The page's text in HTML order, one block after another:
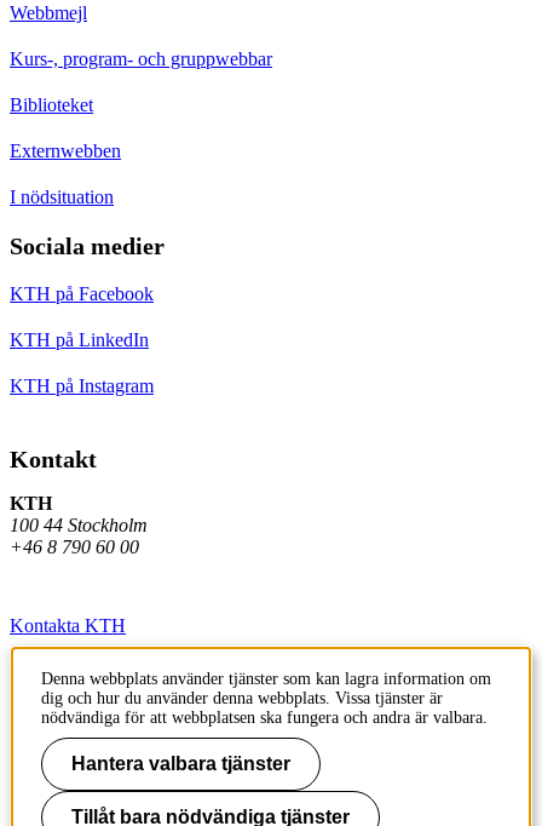
Webbmejl
Kurs-, program- och gruppwebbar
Biblioteket
Externwebben
I nödsituation
Sociala medier
KTH på Facebook
KTH på LinkedIn
KTH på Instagram
Kontakt
KTH
100 44 Stockholm
+46 8 790 60 00
Kontakta KTH
Jobba på KTH
Press och media
Faktura och betalning KTH
Om KTH:s webbplatser
Denna webbplats använder tjänster som kan lagra information om
dig och hur du använder denna webbplats. Vissa tjänster är
nödvändiga för att webbplatsen ska fungera och andra är valbara.
Hantera valbara tjänster
Tillåt bara nödvändiga tjänster